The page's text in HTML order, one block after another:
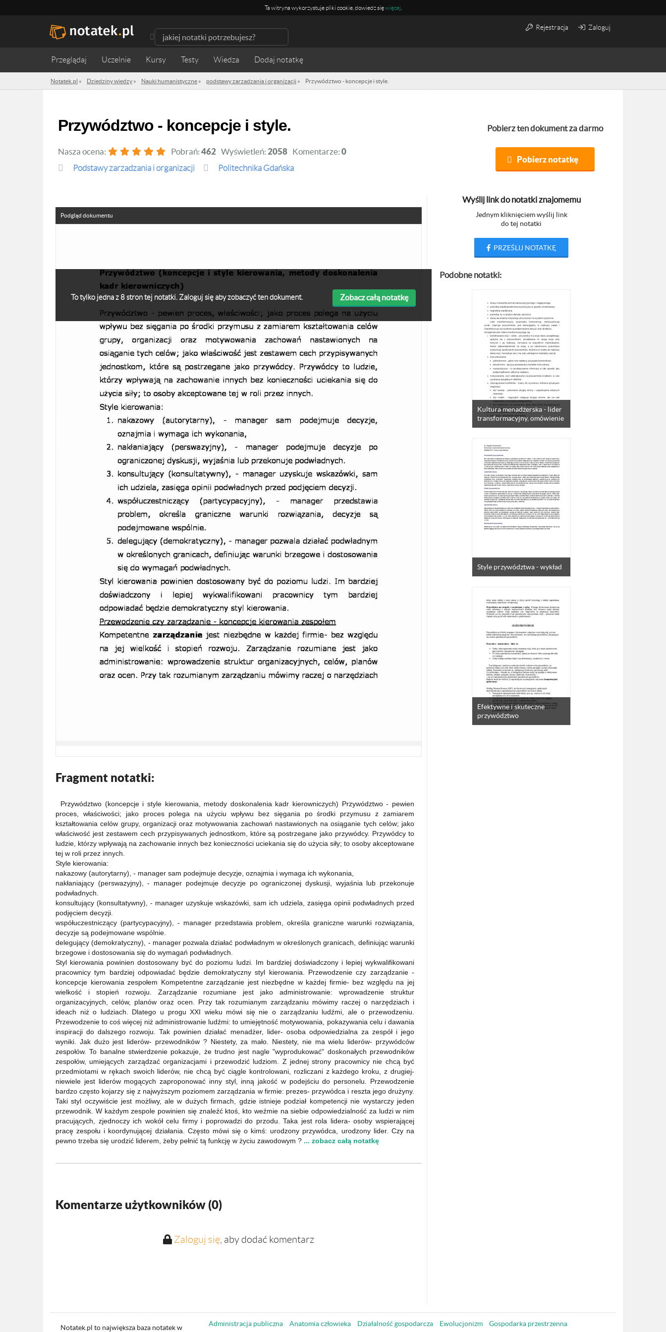
Ta witryna wykorzystuje pliki cookie, dowiedz sięwięcej
Rejestracja Zaloguj
Przeglądaj Uczelnie Kursy Testy Wiedza
Notatek.pl » Dziedziny wiedzy » Nauki humanistyczne » podstawy zarzadzania i organizacji » Przywództwo - koncepcje i style.
Przywództwo - koncepcje i style.
Nasza ocena: Pobrań: 462 Wyświetleń: 2058 Komentarze: 0
podstawy zarzadzania i organizacji Politechnika Gdańska
Pobierz ten dokument za darmo
Pobierz notatkę
To tylko jedna z 8 stron tej notatki. Zaloguj się aby zobaczyć ten dokument. Zobacz całą notatkę
Podgląd dokumentu
Fragment notatki:
Przywództwo (koncepcje i style kierowania, metody doskonalenia kadr kierowniczych) Przywództwo - pewien
proces, właściwości; jako proces polega na użyciu wpływu bez sięgania po środki przymusu z zamiarem
kształtowania celów grupy, organizacji oraz motywowania zachowań nastawionych na osiąganie tych celów; jako
właściwość jest zestawem cech przypisywanych jednostkom, które są postrzegane jako przywódcy. Przywódcy to
ludzie, którzy wpływają na zachowanie innych bez konieczności uciekania się do użycia siły; to osoby akceptowane
tej w roli przez innych.
Style kierowania:
nakazowy (autorytarny), - manager sam podejmuje decyzje, oznajmia i wymaga ich wykonania,
nakłaniający (perswazyjny), - manager podejmuje decyzje po ograniczonej dyskusji, wyjaśnia lub przekonuje
podwładnych.
konsultujący (konsultatywny), - manager uzyskuje wskazówki, sam ich udziela, zasięga opinii podwładnych przed
podjęciem decyzji.
współuczestniczący (partycypacyjny), - manager przedstawia problem, określa graniczne warunki rozwiązania,
decyzje są podejmowane wspólnie.
delegujący (demokratyczny), - manager pozwala działać podwładnym w określonych granicach, definiując warunki
brzegowe i dostosowania się do wymagań podwładnych.
Styl kierowania powinien dostosowany być do poziomu ludzi. Im bardziej doświadczony i lepiej wykwalifikowani
pracownicy tym bardziej odpowiadać będzie demokratyczny styl kierowania. Przewodzenie czy zarządzanie -
koncepcje kierowania zespołem Kompetentne zarządzanie jest niezbędne w każdej firmie- bez względu na jej
wielkość i stopień rozwoju. Zarządzanie rozumiane jest jako administrowanie: wprowadzenie struktur
organizacyjnych, celów, planów oraz ocen. Przy tak rozumianym zarządzaniu mówimy raczej o narzędziach i
ideach niż o ludziach. Dlatego u progu XXI wieku mówi się nie o zarządzaniu ludźmi, ale o przewodzeniu.
Przewodzenie to coś więcej niż administrowanie ludźmi: to umiejętność motywowania, pokazywania celu i dawania
inspiracji do dalszego rozwoju. Tak powinien działać menadżer, lider- osoba odpowiedzialna za zespół i jego
wyniki. Jak dużo jest liderów- przewodników ? Niestety, za mało. Niestety, nie ma wielu liderów- przywódców
zespołów. To banalne stwierdzenie pokazuje, że trudno jest nagle "wyprodukować" doskonałych przewodników
zespołów, umiejących zarządzać organizacjami i przewodzić ludziom. Z jednej strony pracownicy nie chcą być
przedmiotami w rękach swoich liderów, nie chcą być ciągle kontrolowani, rozliczani z każdego kroku, z drugiej-
niewiele jest liderów mogących zaproponować inny styl, inną jakość w podejściu do personelu. Przewodzenie
bardzo często kojarzy się z najwyższym poziomem zarządzania w firmie: prezes- przywódca i reszta jego drużyny.
Taki styl oczywiście jest możliwy, ale w dużych firmach, gdzie istnieje podział kompetencji nie wystarczy jeden
przewodnik. W każdym zespole powinien się znaleźć ktoś, kto weźmie na siebie odpowiedzialność za ludzi w nim
pracujących, zjednoczy ich wokół celu firmy i poprowadzi do przodu. Taka jest rola lidera- osoby wspierającej
pracę zespołu i koordynującej działania. Często mówi się o kimś: urodzony przywódca, urodzony lider. Czy na
pewno trzeba się urodzić liderem, żeby pełnić tą funkcję w życiu zawodowym ? ... zobacz całą notatkę
Komentarze użytkowników (0)
Zaloguj się, aby dodać komentarz
Wyślij link do notatki znajomemu
Jednym kliknięciem wyślij link
do tej notatki
PRZEŚLIJ NOTATKĘ
Podobne notatki:
Kultura menadżerska - lider
transformacyjny, omówienie
Style przywództwa - wykład
Efektywne i skuteczne
przywództwo
Notatek.pl to największa baza notatek w
Administracja publiczna Anatomia człowieka Działalność gospodarcza Ewolucjonizm
Gospodarka przestrzenna